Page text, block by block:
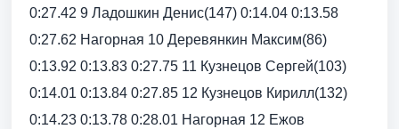
0:27.42 9 Ладошкин Денис(147) 0:14.04 0:13.58
0:27.62 Нагорная 10 Деревянкин Максим(86)
0:13.92 0:13.83 0:27.75 11 Кузнецов Сергей(103)
0:14.01 0:13.84 0:27.85 12 Кузнецов Кирилл(132)
0:14.23 0:13.78 0:28.01 Нагорная 12 Ежов